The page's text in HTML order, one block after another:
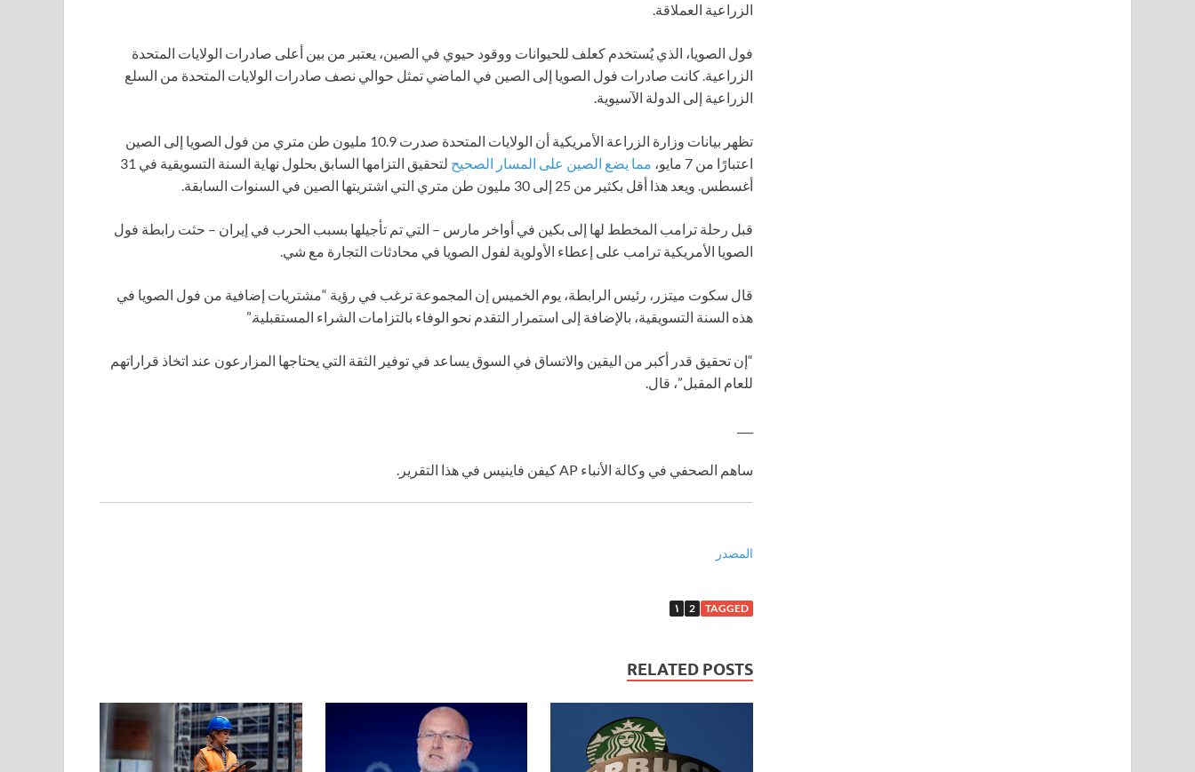
الزراعية العملاقة.
فول الصويا، الذي يُستخدم كعلف للحيوانات ووقود حيوي في الصين، يعتبر من بين أعلى صادرات الولايات المتحدة
الزراعية. كانت صادرات فول الصويا إلى الصين في الماضي تمثل حوالي نصف صادرات الولايات المتحدة من السلع
الزراعية إلى الدولة الآسيوية.
تظهر بيانات وزارة الزراعة الأمريكية أن الولايات المتحدة صدرت 10.9 مليون طن متري من فول الصويا إلى الصين
اعتبارًا من 7 مايو،
مما يضع الصين على المسار الصحيح
لتحقيق التزامها السابق بحلول نهاية السنة التسويقية في 31
أغسطس. ويعد هذا أقل بكثير من 25 إلى 30 مليون طن متري التي اشتريتها الصين في السنوات السابقة.
قبل رحلة ترامب المخطط لها إلى بكين في أواخر مارس – التي تم تأجيلها بسبب الحرب في إيران – حثت رابطة فول
الصويا الأمريكية ترامب على إعطاء الأولوية لفول الصويا في محادثات التجارة مع شي.
قال سكوت ميتزر، رئيس الرابطة، يوم الخميس إن المجموعة ترغب في رؤية “مشتريات إضافية من فول الصويا في
هذه السنة التسويقية، بالإضافة إلى استمرار التقدم نحو الوفاء بالتزامات الشراء المستقبلية.”
“إن تحقيق قدر أكبر من اليقين والاتساق في السوق يساعد في توفير الثقة التي يحتاجها المزارعون عند اتخاذ قراراتهم
للعام المقبل”، قال.
ساهم الصحفي في وكالة الأنباء AP كيفن فاينيس في هذا التقرير.
المصدر
TAGGED
2 ١
RELATED POSTS